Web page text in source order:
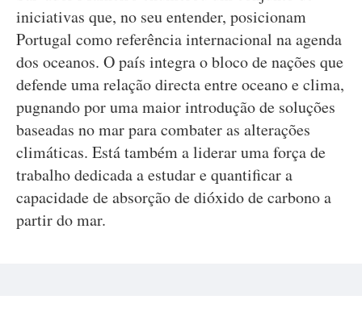
iniciativas que, no seu entender, posicionam
Portugal como referência internacional na agenda
dos oceanos. O país integra o bloco de nações que
defende uma relação directa entre oceano e clima,
pugnando por uma maior introdução de soluções
baseadas no mar para combater as alterações
climáticas. Está também a liderar uma força de
trabalho dedicada a estudar e quantificar a
capacidade de absorção de dióxido de carbono a
partir do mar.